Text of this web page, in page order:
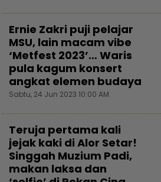
Ernie Zakri puji pelajar
MSU, lain macam vibe
‘Metfest 2023’… Waris
pula kagum konsert
angkat elemen budaya
Sabtu, 24 Jun 2023 10:00 AM
Teruja pertama kali
jejak kaki di Alor Setar!
Singgah Muzium Padi,
makan laksa dan